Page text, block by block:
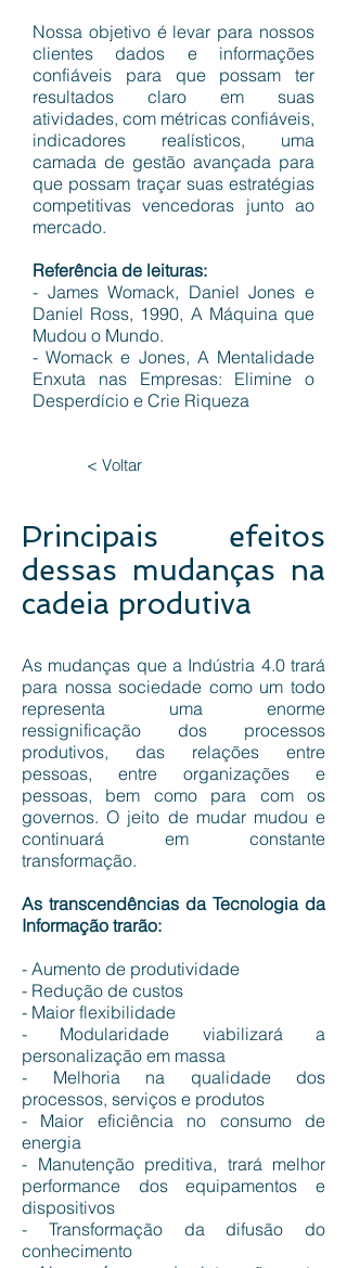
Nossa objetivo é levar para nossos
clientes dados e informações
confiáveis para que possam ter
resultados claro em suas
atividades, com métricas confiáveis,
indicadores realísticos, uma
camada de gestão avançada para
que possam traçar suas estratégias
competitivas vencedoras junto ao
mercado.
Referência de leituras:
- James Womack, Daniel Jones e
Daniel Ross, 1990, A Máquina que
Mudou o Mundo.
- Womack e Jones, A Mentalidade
Enxuta nas Empresas: Elimine o
Desperdício e Crie Riqueza
< Voltar
Principais efeitos
dessas mudanças na
cadeia produtiva
As mudanças que a Indústria 4.0 trará
para nossa sociedade como um todo
representa uma enorme
ressignificação dos processos
produtivos, das relações entre
pessoas, entre organizações e
pessoas, bem como para com os
governos. O jeito de mudar mudou e
continuará em constante
transformação.
As transcendências da Tecnologia da
Informação trarão:
- Aumento de produtividade
- Redução de custos
- Maior flexibilidade
- Modularidade viabilizará a
personalização em massa
- Melhoria na qualidade dos
processos, serviços e produtos
- Maior eficiência no consumo de
energia
- Manutenção preditiva, trará melhor
performance dos equipamentos e
dispositivos
- Transformação da difusão do
conhecimento